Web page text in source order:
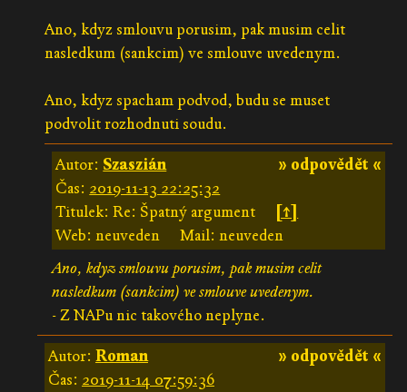
Ano, kdyz smlouvu porusim, pak musim celit
nasledkum (sankcim) ve smlouve uvedenym.
Ano, kdyz spacham podvod, budu se muset
podvolit rozhodnuti soudu.
» odpovědět «
Autor: Szaszián
Čas: 2019-11-13 22:25:32
Titulek: Re: Špatný argument
[↑]
Web: neuveden
Mail: neuveden
Ano, kdyz smlouvu porusim, pak musim celit
nasledkum (sankcim) ve smlouve uvedenym.
- Z NAPu nic takového neplyne.
» odpovědět «
Autor: Roman
Čas: 2019-11-14 07:59:36